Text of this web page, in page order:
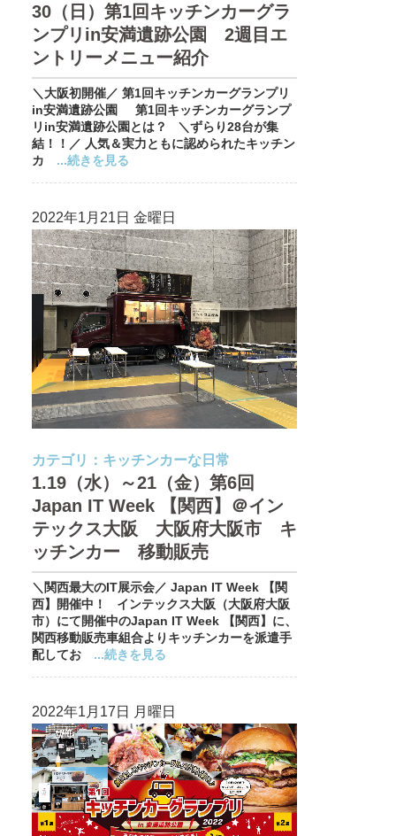
30（日）第1回キッチンカーグラ
ンプリin安満遺跡公園 2週目エ
ントリーメニュー紹介
＼大阪初開催／ 第1回キッチンカーグランプリ
in安満遺跡公園 第1回キッチンカーグランプ
リin安満遺跡公園とは？ ＼ずらり28台が集
結！！／ 人気＆実力ともに認められたキッチン
カ ...続きを見る
2022年1月21日 金曜日
カテゴリ： キッチンカーな日常
1.19（水）～21（金）第6回
Japan IT Week 【関西】＠イン
テックス大阪 大阪府大阪市 キ
ッチンカー 移動販売
＼関西最大のIT展示会／ Japan IT Week 【関
西】開催中！ インテックス大阪（大阪府大阪
市）にて開催中のJapan IT Week 【関西】に、
関西移動販売車組合よりキッチンカーを派遣手
配してお ...続きを見る
2022年1月17日 月曜日